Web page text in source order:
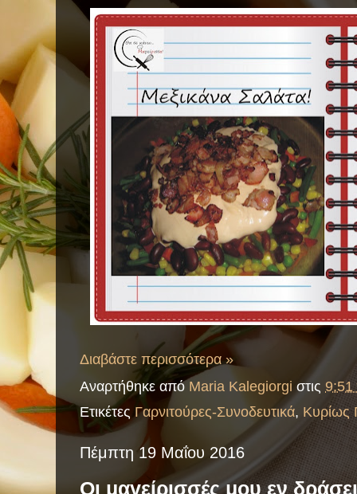
Διαβάστε περισσότερα »
Αναρτήθηκε από Maria Kalegiorgi στις 9:51
Ετικέτες Γαρνιτούρες-Συνοδευτικά, Κυρίως
Πέμπτη 19 Μαΐου 2016
Οι μαγείρισσές μου εν